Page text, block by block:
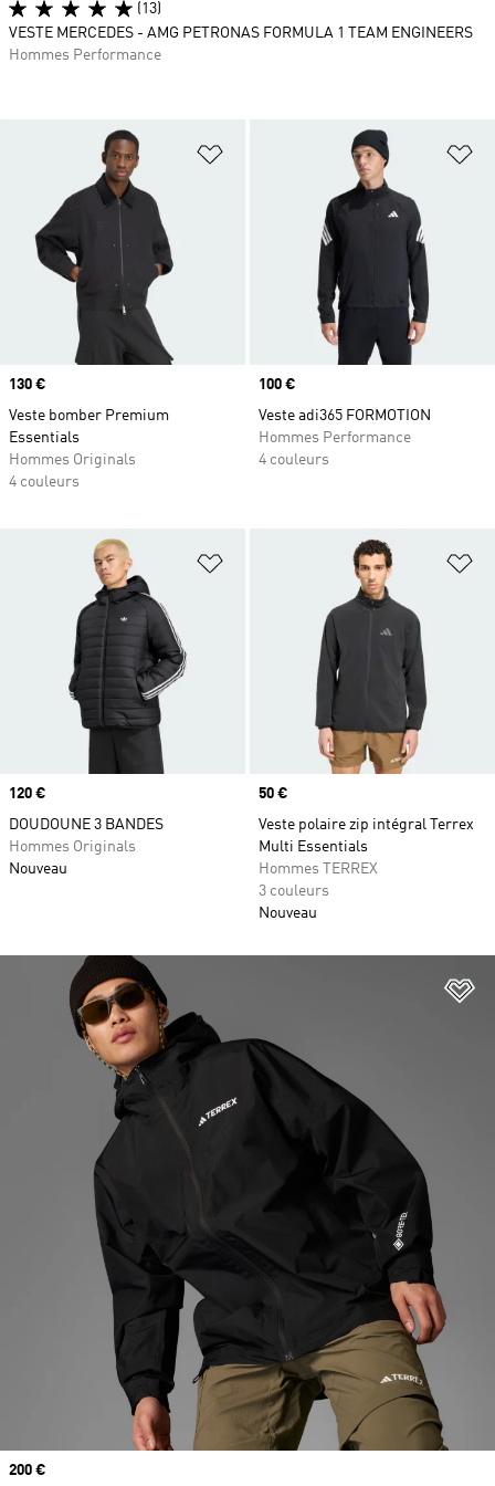
Ajouter à la Liste de produits
Prix
130 €
Veste bomber Premium
Essentials
Hommes Originals
4 couleurs
Prix
100 €
Veste adi365 FORMOTION
Hommes Performance
4 couleurs
Ajouter à la Liste de produits
Prix
120 €
DOUDOUNE 3 BANDES
Hommes Originals
Nouveau
Prix
50 €
Veste polaire zip intégral Terrex
Multi Essentials
Hommes TERREX
3 couleurs
Nouveau
(13)
VESTE MERCEDES - AMG PETRONAS FORMULA 1 TEAM ENGINEERS
Hommes Performance
Prix
200 €